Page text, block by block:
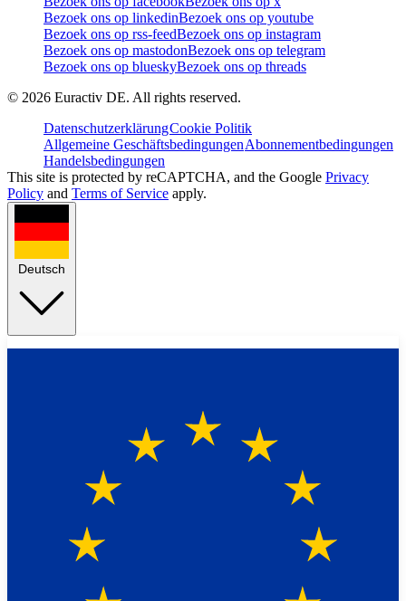
Bezoek ons op linkedinBezoek ons op youtube
Bezoek ons op rss-feedBezoek ons op instagram
Bezoek ons op mastodonBezoek ons op telegram
Bezoek ons op blueskyBezoek ons op threads
© 2026 Euractiv DE. All rights reserved.
DatenschutzerklärungCookie Politik
Allgemeine GeschäftsbedingungenAbonnementbedingungen
Handelsbedingungen
This site is protected by reCAPTCHA, and the Google Privacy
Policy and Terms of Service apply.
Deutsch